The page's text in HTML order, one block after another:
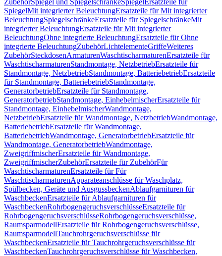
ZubehörSpiegel und SpiegelschränkeSpiegel Ersatzteile für
SpiegelMit integrierter BeleuchtungErsatzteile für Mit integrierter
BeleuchtungSpiegelschränkeErsatzteile für SpiegelschränkeMit
integrierter BeleuchtungErsatzteile für Mit integrierter
BeleuchtungOhne integrierte BeleuchtungErsatzteile für Ohne
integrierte BeleuchtungZubehörLichtelementeGriffeWeiteres
ZubehörSteckdosenArmaturenWaschtischarmaturenErsatzteile für
WaschtischarmaturenStandmontage, NetzbetriebErsatzteile für
Standmontage, NetzbetriebStandmontage, BatteriebetriebErsatzteile
für Standmontage, BatteriebetriebStandmontage,
GeneratorbetriebErsatzteile für Standmontage,
GeneratorbetriebStandmontage, EinhebelmischerErsatzteile für
Standmontage, EinhebelmischerWandmontage,
NetzbetriebErsatzteile für Wandmontage, NetzbetriebWandmontage,
BatteriebetriebErsatzteile für Wandmontage,
BatteriebetriebWandmontage, GeneratorbetriebErsatzteile für
Wandmontage, GeneratorbetriebWandmontage,
ZweigriffmischerErsatzteile für Wandmontage,
ZweigriffmischerZubehörErsatzteile für ZubehörFür
WaschtischarmaturenErsatzteile für Für
WaschtischarmaturenApparateanschlüsse für Waschplatz,
Spülbecken, Geräte und AusgussbeckenAblaufgarnituren für
WaschbeckenErsatzteile für Ablaufgarnituren für
WaschbeckenRohrbogengeruchsverschlüsseErsatzteile für
RohrbogengeruchsverschlüsseRohrbogengeruchsverschlüsse,
RaumsparmodellErsatzteile für Rohrbogengeruchsverschlüsse,
RaumsparmodellTauchrohrgeruchsverschlüsse für
WaschbeckenErsatzteile für Tauchrohrgeruchsverschlüsse für
WaschbeckenTauchrohrgeruchsverschlüsse für Waschbecken,